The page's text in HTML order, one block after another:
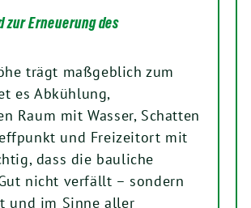
Erneuerung des
trägt maßgeblich zum
es Abkühlung,
Raum mit Wasser, Schatten
und Freizeitort mit
dass die bauliche
nicht verfällt – sondern
und im Sinne aller